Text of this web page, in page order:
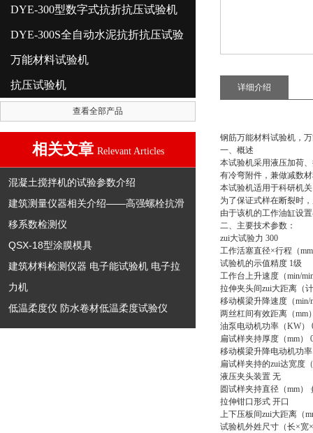
详细介绍
钢筋万能材料试验机，
一、概述
本试验机采用液压加荷
有冷弯附件，兼做减数
本试验机适用于科研机
为了保证式样在断裂时
由于该机的工作油缸设
二、主要技术参数：
zui大试验力 300
工作活塞直径×行程（
试验机的示值精度 1级
工作台上升速度（min/
拉伸夹头间zui大距离（
移动横梁升降速度（min/
两丝杠间有效距离（mm
油泵电动机功率（KW）
扁试样夹持厚度（mm）
移动横梁升降电动机功
扁试样夹持的zui达宽度
液压夹头装置 无
圆试样夹持直径（mm）
拉伸钳口形式 开口
上下压板间zui大距离（
试验机外姓尺寸（长×宽
DYE-300型数字式抗折抗压试验机
DYE-300S全自动水泥抗折抗压试验
万能材料试验机
抗压试验机
查看全部产品
相关文章 Relevant Articles
混凝土搅拌机的试验参数介绍
建筑测量仪器相关介绍——高强螺栓抗滑
移系数检测仪
QSX-18型涂膜模具
建筑材料检测仪器 电子能试验机 电子拉
力机
低温柔度仪 防水卷材低温柔度试验仪